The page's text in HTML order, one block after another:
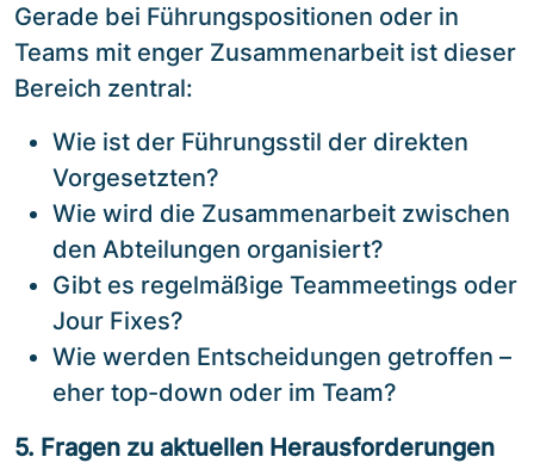
Gerade bei Führungspositionen oder in
Teams mit enger Zusammenarbeit ist dieser
Bereich zentral:
Wie ist der Führungsstil der direkten
Vorgesetzten?
Wie wird die Zusammenarbeit zwischen
den Abteilungen organisiert?
Gibt es regelmäßige Teammeetings oder
Jour Fixes?
Wie werden Entscheidungen getroffen –
eher top-down oder im Team?
5. Fragen zu aktuellen Herausforderungen